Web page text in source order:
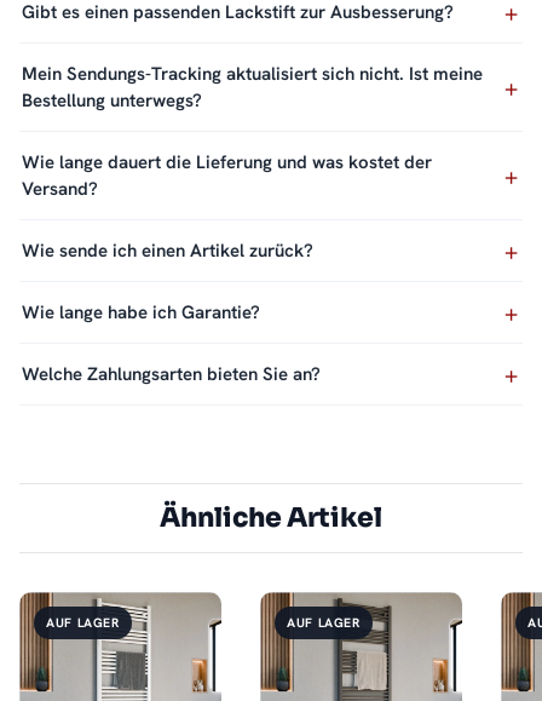
Gibt es einen passenden Lackstift zur Ausbesserung?
Mein Sendungs-Tracking aktualisiert sich nicht. Ist meine
Bestellung unterwegs?
Wie lange dauert die Lieferung und was kostet der
Versand?
Wie sende ich einen Artikel zurück?
Wie lange habe ich Garantie?
Welche Zahlungsarten bieten Sie an?
Ähnliche Artikel
AUF LAGER AUF LAGER